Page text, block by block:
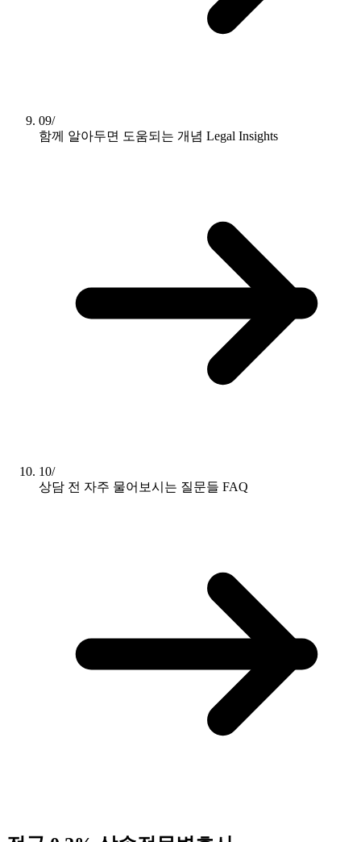
09/
함께 알아두면 도움되는 개념 Legal Insights
10/
상담 전 자주 물어보시는 질문들 FAQ